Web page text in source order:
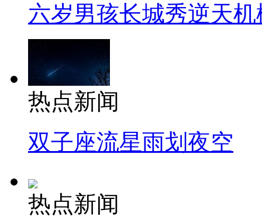
六岁男孩长城秀逆天机
热点新闻
双子座流星雨划夜空
热点新闻